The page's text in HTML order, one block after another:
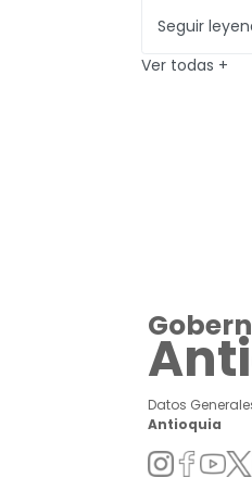
Seguir
Ver todas +
Datos
Antioquia